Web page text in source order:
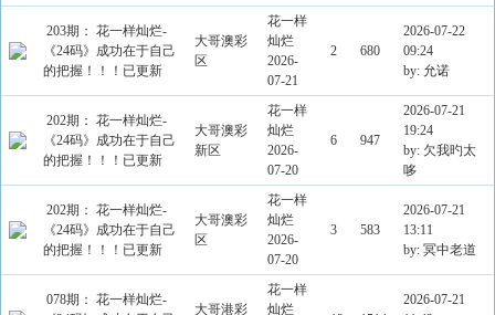
203期： 花一样灿烂-
《24码》成功在于自己
的把握！！！已更新
大哥澳彩
区
花一样
灿烂
2026-
07-21
2 680
2026-07-22
09:24
by: 允诺
202期： 花一样灿烂-
《24码》成功在于自己
的把握！！！已更新
大哥澳彩
新区
花一样
灿烂
2026-
07-20
6 947
2026-07-21
19:24
by: 欠我旳太
哆
202期： 花一样灿烂-
《24码》成功在于自己
的把握！！！已更新
大哥澳彩
区
花一样
灿烂
2026-
07-20
3 583
2026-07-21
13:11
by: 冥中老道
078期： 花一样灿烂-
大哥港彩
花一样
灿烂
2026-07-21